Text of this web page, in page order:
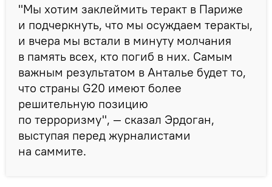
"Мы хотим заклеймить теракт в Париже
и подчеркнуть, что мы осуждаем теракты,
и вчера мы встали в минуту молчания
в память всех, кто погиб в них. Самым
важным результатом в Анталье будет то,
что страны G20 имеют более
решительную позицию
по терроризму", — сказал Эрдоган,
выступая перед журналистами
на саммите.